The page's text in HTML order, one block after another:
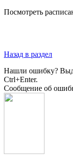
Посмотреть
Назад в раздел
Нашли ошибку?
Ctrl+Enter.
Сообщение об